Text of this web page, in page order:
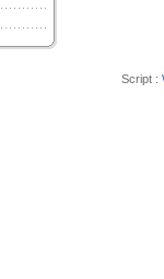
Script :